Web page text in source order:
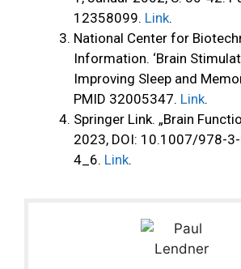
12358099. Link.
National Center for
Information. ‘Brain
Improving Sleep and
PMID 32005347. Link.
Springer Link. „Brain
2023, DOI: 10.1007/978-
4_6. Link.